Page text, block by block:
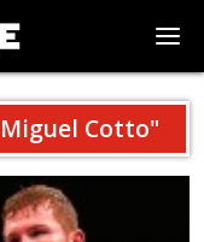
Miguel Cotto"